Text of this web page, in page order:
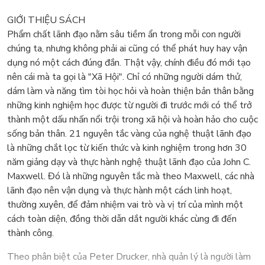
GIỚI THIỆU SÁCH
Phẩm chất lãnh đạo nằm sâu tiềm ẩn trong mỗi con người
chúng ta, nhưng không phải ai cũng có thể phát huy hay vận
dụng nó một cách đúng đắn. Thật vậy, chính điều đó mới tạo
nên cái mà ta gọi là "Xã Hội". Chỉ có những người dám thử,
dám làm và năng tìm tòi học hỏi và hoàn thiện bản thân bằng
những kinh nghiệm học được từ người đi trước mới có thể trở
thành một dấu nhấn nổi trội trong xã hội và hoàn hảo cho cuộc
sống bản thân. 21 nguyên tắc vàng của nghệ thuật lãnh đạo
là những chắt lọc từ kiến thức và kinh nghiệm trong hơn 30
năm giảng dạy và thực hành nghệ thuật lãnh đạo của John C.
Maxwell. Đó là những nguyên tắc mà theo Maxwell, các nhà
lãnh đạo nên vận dụng và thực hành một cách linh hoạt,
thường xuyên, để đảm nhiệm vai trò và vị trí của mình một
cách toàn diện, đồng thời dẫn dắt người khác cùng đi đến
thành công.
Theo phân biệt của Peter Drucker, nhà quản lý là người làm